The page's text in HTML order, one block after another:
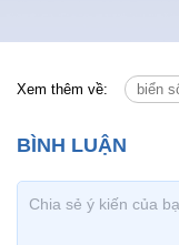
Xem thêm về: biển